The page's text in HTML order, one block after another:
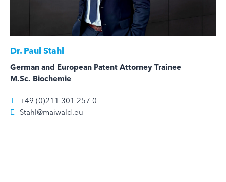
Dr.Paul Stahl
German and European Patent Attorney Trainee
M.Sc. Biochemie
T +49 (0)211 301 257 0
E Stahl@maiwald.eu